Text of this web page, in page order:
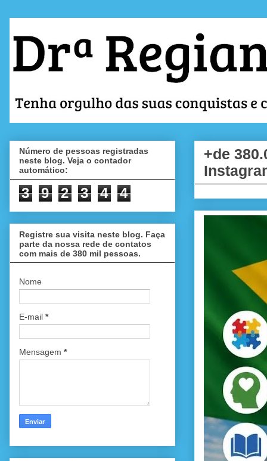
+de
Número de pessoas registradas
neste blog. Veja o contador
automático:
3 9 2 3 4 4
Registre sua visita neste blog. Faça
parte da nossa rede de contatos
com mais de 380 mil pessoas.
Nome
E-mail *
Mensagem *